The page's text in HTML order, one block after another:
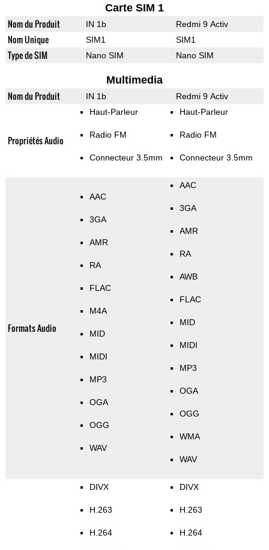
Carte SIM 1
Nom du Produit IN 1b Redmi 9 Activ
Nom Unique SIM1 SIM1
Type de SIM Nano SIM Nano SIM
Multimedia
Nom du Produit IN 1b Redmi 9 Activ
Propriétés Audio
Haut-Parleur
Radio FM
Connecteur 3.5mm
Haut-Parleur
Radio FM
Connecteur 3.5mm
Formats Audio
AAC
3GA
AMR
RA
FLAC
M4A
MID
MIDI
MP3
OGA
OGG
WAV
AAC
3GA
AMR
RA
AWB
FLAC
MID
MIDI
MP3
OGA
OGG
WMA
WAV
DIVX
H.263
H.264
DIVX
H.263
H.264